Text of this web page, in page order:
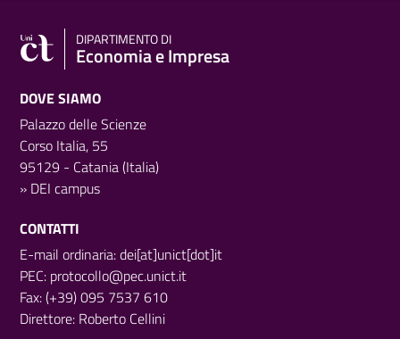
DIPARTIMENTO DI
Economia e Impresa
DOVE SIAMO
Palazzo delle Scienze
Corso Italia, 55
95129 - Catania (Italia)
» DEI campus
CONTATTI
E-mail ordinaria: dei[at]unict[dot]it
PEC: protocollo@pec.unict.it
Fax: (+39) 095 7537 610
Direttore: Roberto Cellini